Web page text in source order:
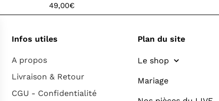
49,00€
Infos utiles
A propos
Livraison & Retour
CGU - Confidentialité
Plan du site
Le shop
Mariage